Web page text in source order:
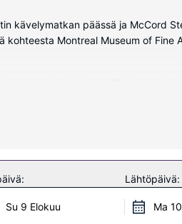
kävelymatkan päässä ja McCord
kohteesta Montreal Museum of
internetyhteys. Huoneissa on oma
kampaamo ja hääpalvelut.
lounaan tai illallisen
Su 9 Elokuu
Lähtöpäivä:
Ma